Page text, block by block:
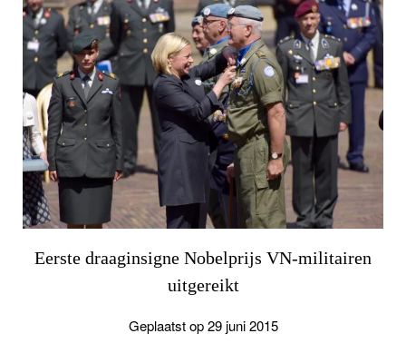
Eerste draaginsigne Nobelprijs VN-militairen
uitgereikt
Geplaatst op 29 juni 2015